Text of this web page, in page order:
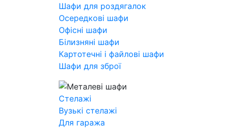
Шафи для роздягалок
Осередкові шафи
Офісні шафи
Білизняні шафи
Картотечні і файлові шафи
Шафи для зброї
Стелажі
Вузькі стелажі
Для гаража